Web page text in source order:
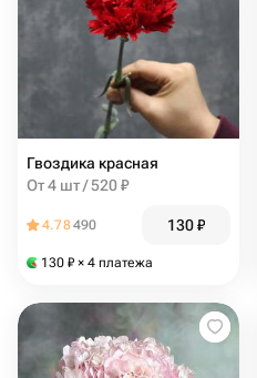
Гвоздика красная
От 4 шт / 520 ₽
4.78490 130₽
130 ₽ × 4 платежа